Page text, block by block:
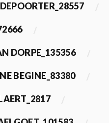
DORPE_135356
BEGINE_83380